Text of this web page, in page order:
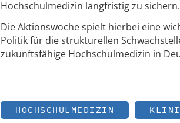
Hochschulmedizin langfristig zu sichern.
Die Aktionswoche spielt hierbei eine
Politik für die strukturellen
zukunftsfähige Hochschulmedizin in
HOCHSCHULMEDIZIN